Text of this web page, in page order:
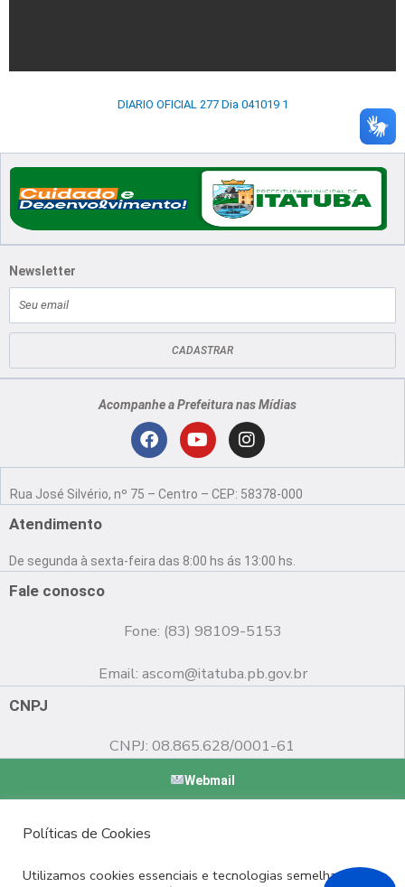
DIARIO OFICIAL 277 Dia 041019 1
Newsletter
mail
CADASTRAR
Acompanhe a Prefeitura nas Mídias
F
c
o
o
Y
u
b
e
I
n
s
g
r
Rua José Silvério, nº 75 – Centro – CEP: 58378-000
Atendimento
De segunda à sexta-feira das 8:00 hs ás 13:00 hs.
Fale conosco
Fone: (83) 98109-5153
Email: ascom@itatuba.pb.gov.br
CNPJ
CNPJ: 08.865.628/0001-61
Webmail
Políticas de Cookies
Utilizamos cookies essenciais e tecnologias semelhantes de